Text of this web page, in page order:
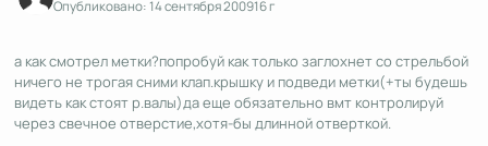
Опубликовано:14 сентября 200916 г
а как смотрел метки?попробуй как только заглохнет со стрельбой
ничего не трогая сними клап.крышку и подведи метки(+ты будешь
видеть как стоят р.валы)да еще обязательно вмт контролируй
через свечное отверстие,хотя-бы длинной отверткой.